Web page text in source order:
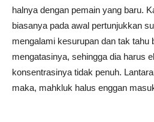
halnya dengan pemain yang baru.
biasanya pada awal pertunjukkan
mengalami kesurupan dan tak tahu
mengatasinya, sehingga dia harus
konsentrasinya tidak penuh.
maka, mahkluk halus enggan